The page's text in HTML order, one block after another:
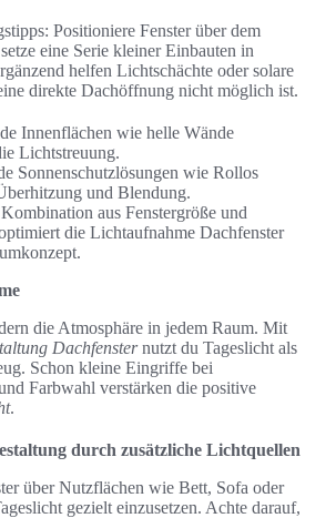
Positioniere Fenster über dem
eine Serie kleiner Einbauten in
helfen Lichtschächte oder solare
direkte Dachöffnung nicht möglich ist.
Innenflächen wie helle Wände
Lichtstreuung.
Sonnenschutzlösungen wie Rollos
und Blendung.
aus Fenstergröße und
die Lichtaufnahme Dachfenster
die Atmosphäre in jedem Raum. Mit
Dachfensternutzt du Tageslicht als
Schon kleine Eingriffe bei
Farbwahl verstärken die positive
.
durch zusätzliche Lichtquellen
über Nutzflächen wie Bett, Sofa oder
gezielt einzusetzen. Achte darauf,